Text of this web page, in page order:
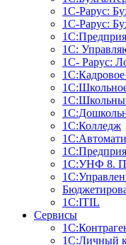
1С-Рарус:
1С-Рарус:
1С:
1С- Рарус:
1С:Кадровое
1С:Колледж
1С:УНФ 8.
1С:ITIL
Сервисы
1С:Личный